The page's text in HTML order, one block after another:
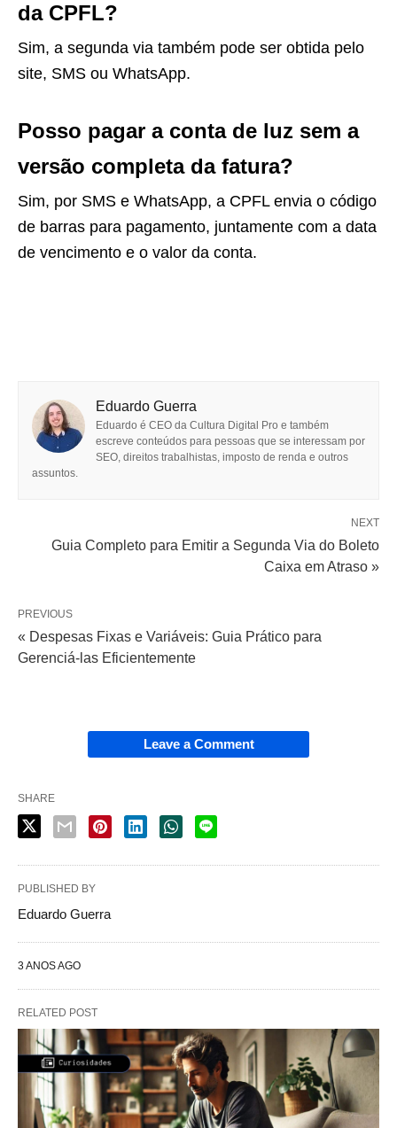
da CPFL?
Sim, a segunda via também pode ser obtida pelo
site, SMS ou WhatsApp.
Posso pagar a conta de luz sem a
versão completa da fatura?
Sim, por SMS e WhatsApp, a CPFL envia o código
de barras para pagamento, juntamente com a data
de vencimento e o valor da conta.
Eduardo Guerra
Eduardo é CEO da Cultura Digital Pro e também
escreve conteúdos para pessoas que se interessam por
SEO, direitos trabalhistas, imposto de renda e outros
assuntos.
NEXT
Guia Completo para Emitir a Segunda Via do Boleto
Caixa em Atraso »
PREVIOUS
« Despesas Fixas e Variáveis: Guia Prático para
Gerenciá-las Eficientemente
Leave a Comment
SHARE
PUBLISHED BY
Eduardo Guerra
3 ANOS AGO
RELATED POST